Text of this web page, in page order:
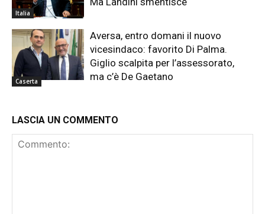
Italia
Caserta
Aversa, entro domani il nuovo
vicesindaco: favorito Di Palma.
Giglio scalpita per l’assessorato,
ma c’è De Gaetano
LASCIA UN COMMENTO